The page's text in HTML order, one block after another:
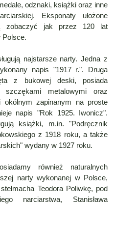
odznaki, książki oraz inne
Eksponaty ułożone
zobaczyć jak przez 120 lat
Polsce.
najstarsze narty. Jedna z
napis "1917 r.". Druga
z bukowej deski, posiada
metalowymi oraz
okólnym zapinanym na proste
napis "Rok 1925. Iwonicz".
książki, m.in. "Podręcznik
z 1918 roku, a także
wydany w 1927 roku.
również naturalnych
narty wykonanej w Polsce,
Teodora Poliwkę, pod
narciarstwa, Stanisława